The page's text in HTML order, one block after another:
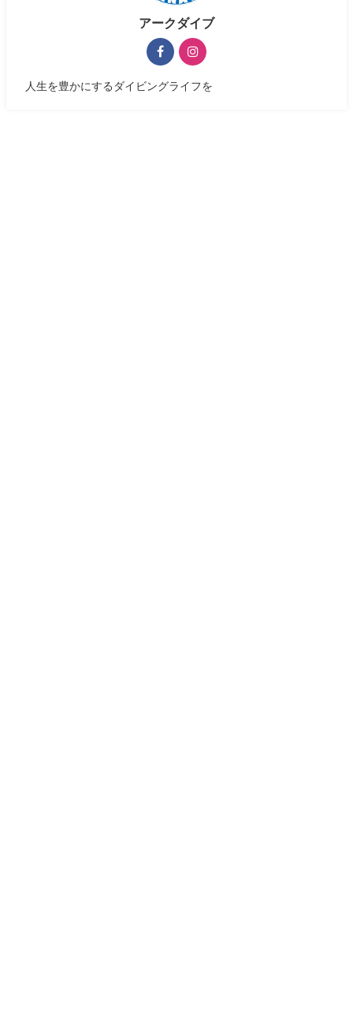
アークダイブ
人生を豊かにするダイビングライフを